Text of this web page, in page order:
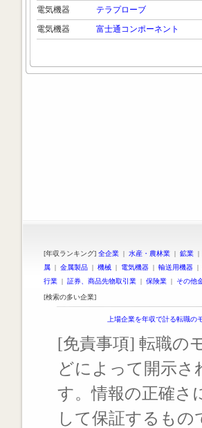
電気機器
テラプローブ
電気機器
富士通コンポーネント
[年収ランキング] 全企業 | 水産・農林業 | 鉱業 |
属 | 金属製品 | 機械 | 電気機器 | 輸送用機器 |
行業 | 証券、商品先物取引業 | 保険業 | その他
[検索の多い企業]
上場企業を年収で計る転職の
[免責事項] 転職の
どによって開示
す。情報の正確さ
して保証するも